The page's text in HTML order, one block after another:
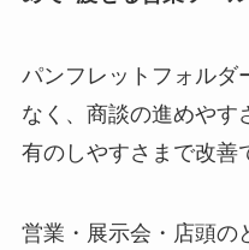
パンフレットフォルダ
なく、商談の進めやす
有のしやすさまで改善
営業・展示会・店頭の